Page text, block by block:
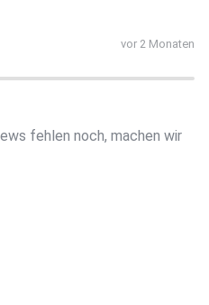
vor 2 Monaten
fehlen noch, machen wir